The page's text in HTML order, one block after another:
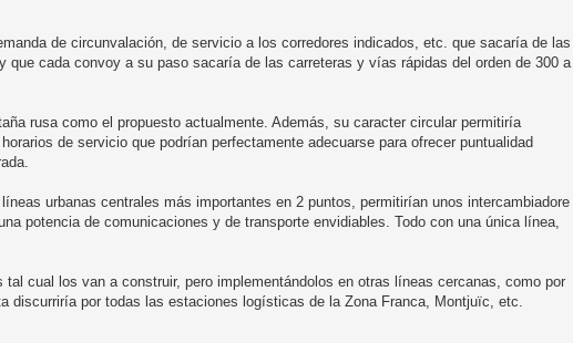
de circunvalación, de servicio a los corredores indicados, etc. que sacaría de las
cada convoy a su paso sacaría de las carreteras y vías rápidas del orden de 300 a
rusa como el propuesto actualmente. Además, su caracter circular permitiría
de servicio que podrían perfectamente adecuarse para ofrecer puntualidad
urbanas centrales más importantes en 2 puntos, permitirían unos intercambiadore
potencia de comunicaciones y de transporte envidiables. Todo con una única línea,
cual los van a construir, pero implementándolos en otras líneas cercanas, como por
discurriría por todas las estaciones logísticas de la Zona Franca, Montjuïc, etc.